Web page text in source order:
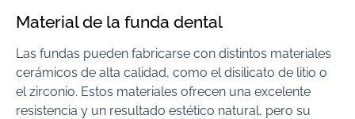
Material de la funda dental
Las fundas pueden fabricarse con distintos materiales
cerámicos de alta calidad, como el disilicato de litio o
el zirconio. Estos materiales ofrecen una excelente
resistencia y un resultado estético natural, pero su